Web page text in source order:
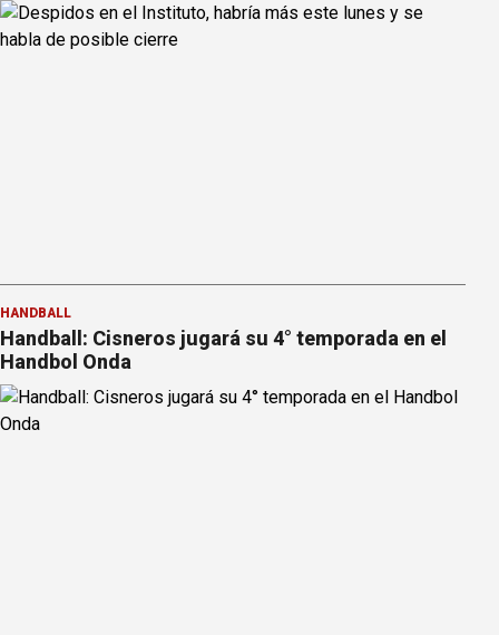
HANDBALL
Handball: Cisneros jugará su 4° temporada en el
Handbol Onda